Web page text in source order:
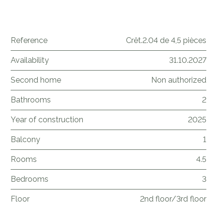
Reference Crêt.2.04 de 4,5 pièces
Availability 31.10.2027
Second home Non authorized
Bathrooms 2
Year of construction 2025
Balcony 1
Rooms 4.5
Bedrooms 3
Floor 2nd floor/3rd floor